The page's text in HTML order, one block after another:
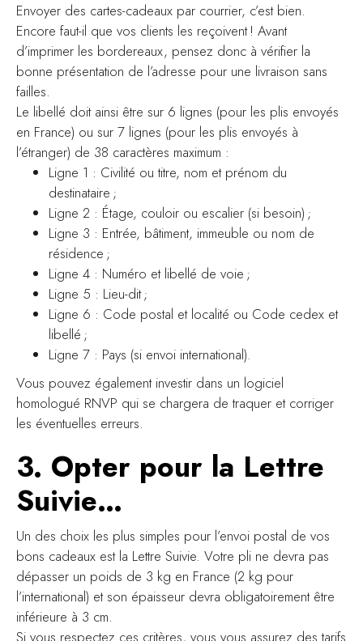
Envoyer des cartes-cadeaux par courrier, c’est bien.
Encore faut-il que vos clients les reçoivent ! Avant
d’imprimer les bordereaux, pensez donc à vérifier la
bonne présentation de l’adresse pour une livraison sans
failles.
Le libellé doit ainsi être sur 6 lignes (pour les plis envoyés
en France) ou sur 7 lignes (pour les plis envoyés à
l’étranger) de 38 caractères maximum :
Ligne 1 : Civilité ou titre, nom et prénom du
destinataire ;
Ligne 2 : Étage, couloir ou escalier (si besoin) ;
Ligne 3 : Entrée, bâtiment, immeuble ou nom de
résidence ;
Ligne 4 : Numéro et libellé de voie ;
Ligne 5 : Lieu-dit ;
Ligne 6 : Code postal et localité ou Code cedex et
libellé ;
Ligne 7 : Pays (si envoi international).
Vous pouvez également investir dans un logiciel
homologué RNVP qui se chargera de traquer et corriger
les éventuelles erreurs.
3. Opter pour la Lettre
Suivie…
Un des choix les plus simples pour l’envoi postal de vos
bons cadeaux est la Lettre Suivie. Votre pli ne devra pas
dépasser un poids de 3 kg en France (2 kg pour
l’international) et son épaisseur devra obligatoirement être
inférieure à 3 cm.
Si vous respectez ces critères, vous vous assurez des tarifs